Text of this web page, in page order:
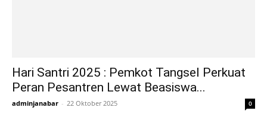
Hari Santri 2025 : Pemkot Tangsel Perkuat
Peran Pesantren Lewat Beasiswa...
adminjanabar - 22 Oktober 2025 0